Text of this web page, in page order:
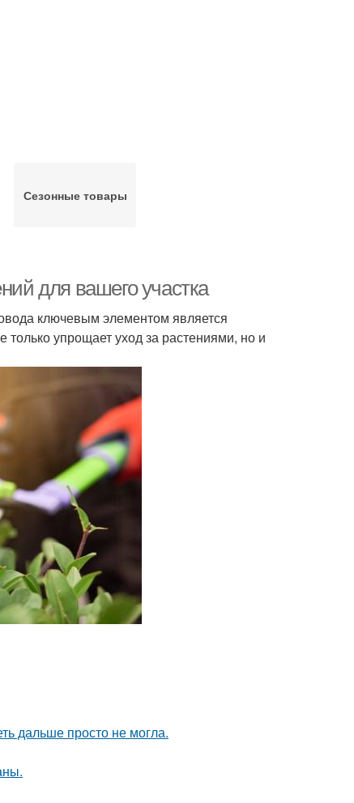
Сезонные товары
для вашего участка
ключевым элементом является
упрощает уход за растениями, но и
дальше просто не могла.